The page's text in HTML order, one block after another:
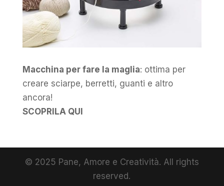
Macchina per fare la maglia: ottima per
creare sciarpe, berretti, guanti e altro
ancora!
SCOPRILA QUI
© 2025 Pane, Amore e Creatività. All rights
reserved.